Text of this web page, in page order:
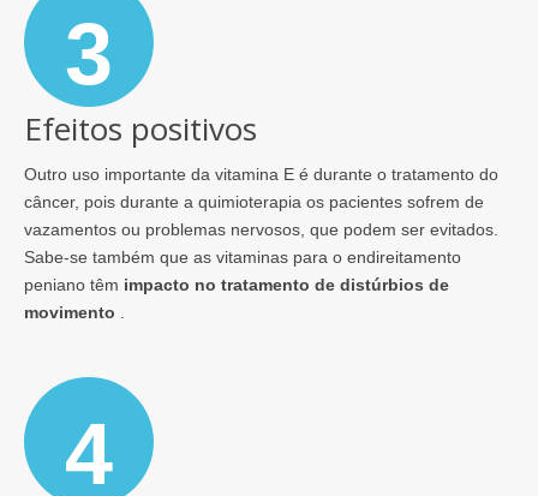
3
Efeitos positivos
Outro uso importante da vitamina E é durante o tratamento do
câncer, pois durante a quimioterapia os pacientes sofrem de
vazamentos ou problemas nervosos, que podem ser evitados.
Sabe-se também que as vitaminas para o endireitamento
peniano têm impacto no tratamento de distúrbios de
movimento .
4